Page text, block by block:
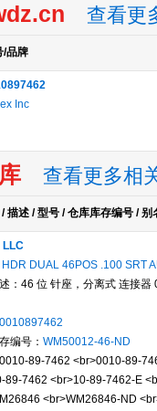
查看更
/品牌
Inc
查看更多相
描述 / 型号 / 仓库库存编号 / 别
LLC
DUAL 46POS .100 SRT
：46 位 针座，分离式 连接器
0010897462
编号： WM50012-46-ND
89-7462 <br>0010-89-
89-7462 <br>10-89-7462-E
<br>WM26846-ND